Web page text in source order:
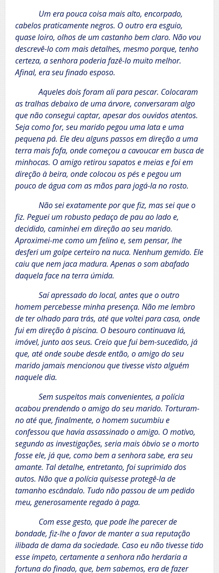
Um era pouca coisa mais alto, encorpado,
cabelos praticamente negros. O outro era esguio,
quase loiro, olhos de um castanho bem claro. Não vou
descrevê-lo com mais detalhes, mesmo porque, tenho
certeza, a senhora poderia fazê-lo muito melhor.
Afinal, era seu finado esposo.
Aqueles dois foram ali para pescar. Colocaram
as tralhas debaixo de uma árvore, conversaram algo
que não consegui captar, apesar dos ouvidos atentos.
Seja como for, seu marido pegou uma lata e uma
pequena pá. Ele deu alguns passos em direção a uma
terra mais fofa, onde começou a cavoucar em busca de
minhocas. O amigo retirou sapatos e meias e foi em
direção à beira, onde colocou os pés e pegou um
pouco de água com as mãos para jogá-la no rosto.
Não sei exatamente por que fiz, mas sei que o
fiz. Peguei um robusto pedaço de pau ao lado e,
decidido, caminhei em direção ao seu marido.
Aproximei-me como um felino e, sem pensar, lhe
desferi um golpe certeiro na nuca. Nenhum gemido. Ele
caiu que nem jaca madura. Apenas o som abafado
daquela face na terra úmida.
Saí apressado do local, antes que o outro
homem percebesse minha presença. Não me lembro
de ter olhado para trás, até que voltei para casa, onde
fui em direção à piscina. O besouro continuava lá,
imóvel, junto aos seus. Creio que fui bem-sucedido, já
que, até onde soube desde então, o amigo do seu
marido jamais mencionou que tivesse visto alguém
naquele dia.
Sem suspeitos mais convenientes, a polícia
acabou prendendo o amigo do seu marido. Torturam-
no até que, finalmente, o homem sucumbiu e
confessou que havia assassinado o amigo. O motivo,
segundo as investigações, seria mais óbvio se o morto
fosse ele, já que, como bem a senhora sabe, era seu
amante. Tal detalhe, entretanto, foi suprimido dos
autos. Não que a polícia quisesse protegê-la de
tamanho escândalo. Tudo não passou de um pedido
meu, generosamente regado à paga.
Com esse gesto, que pode lhe parecer de
bondade, fiz-lhe o favor de manter a sua reputação
ilibada de dama da sociedade. Caso eu não tivesse tido
esse ímpeto, certamente a senhora não herdaria a
fortuna do finado, que, bem sabemos, era de fazer